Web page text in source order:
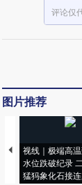
评论仅
图片推荐
视线｜极端高
水位跌破纪录
猛犸象化石接